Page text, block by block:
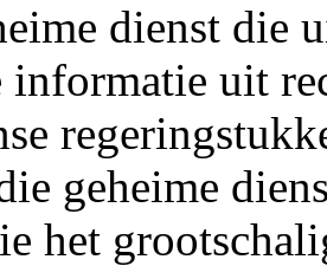
dienst die
informatie uit
geheime
het